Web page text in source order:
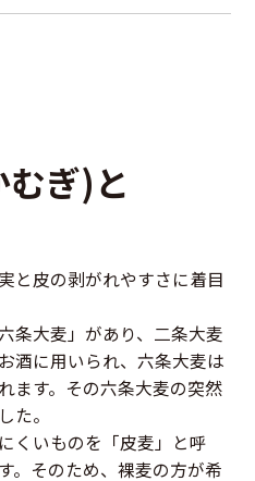
むぎ)と
と皮の剥がれやすさに着目
条大麦」があり、二条大麦
酒に用いられ、六条大麦は
ます。その六条大麦の突然
た。
くいものを「皮麦」と呼
。そのため、裸麦の方が希